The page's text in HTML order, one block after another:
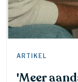
ARTIKEL
'Meer